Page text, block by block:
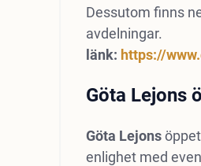
Dessutom finns
avdelningar.
länk: https://
Göta Lejons
Göta Lejons
enlighet med